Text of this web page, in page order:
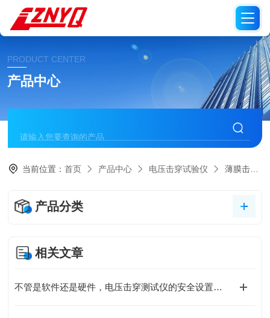
PRODUCT CENTER
产品中心
当前位置：首页 产品中心 电压击穿试验仪 薄膜击穿电压测试仪
产品分类
相关文章
不管是软件还是硬件，电压击穿测试仪的安全设置都可以让人放心